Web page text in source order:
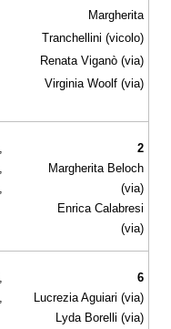
Margherita
Tranchellini (vicolo)
Renata Viganò (via)
Virginia Woolf (via)
2
Margherita Beloch
(via)
Enrica Calabresi
(via)
6
Lucrezia Aguiari (via)
Lyda Borelli (via)